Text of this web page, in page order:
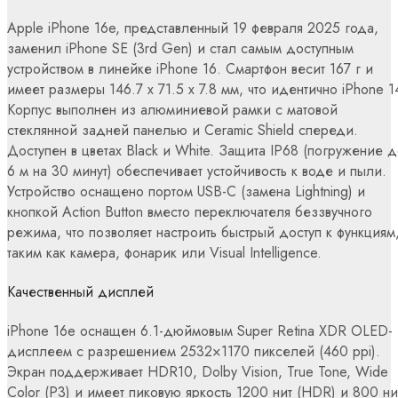
Apple iPhone 16e, представленный 19 февраля 2025 года,
заменил iPhone SE (3rd Gen) и стал самым доступным
устройством в линейке iPhone 16. Смартфон весит 167 г и
имеет размеры 146.7 x 71.5 x 7.8 мм, что идентично iPhone
Корпус выполнен из алюминиевой рамки с матовой
стеклянной задней панелью и Ceramic Shield спереди.
Доступен в цветах Black и White. Защита IP68 (погружение
6 м на 30 минут) обеспечивает устойчивость к воде и пыли.
Устройство оснащено портом USB-C (замена Lightning) и
кнопкой Action Button вместо переключателя беззвучного
режима, что позволяет настроить быстрый доступ к
таким как камера, фонарик или Visual Intelligence.
Качественный дисплей
iPhone 16e оснащен 6.1-дюймовым Super Retina XDR OLED-
дисплеем с разрешением 2532×1170 пикселей (460 ppi).
Экран поддерживает HDR10, Dolby Vision, True Tone, Wide
Color (P3) и имеет пиковую яркость 1200 нит (HDR) и 800